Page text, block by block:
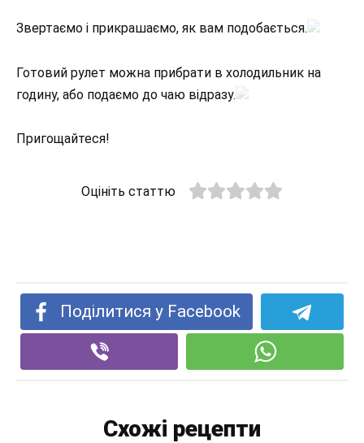
Звертаємо і прикрашаємо, як вам подобається.
Готовий рулет можна прибрати в холодильник на
годину, або подаємо до чаю відразу.
Пригощайтеся!
Оцініть статтю
Поділитися у Facebook
Схожі рецепти